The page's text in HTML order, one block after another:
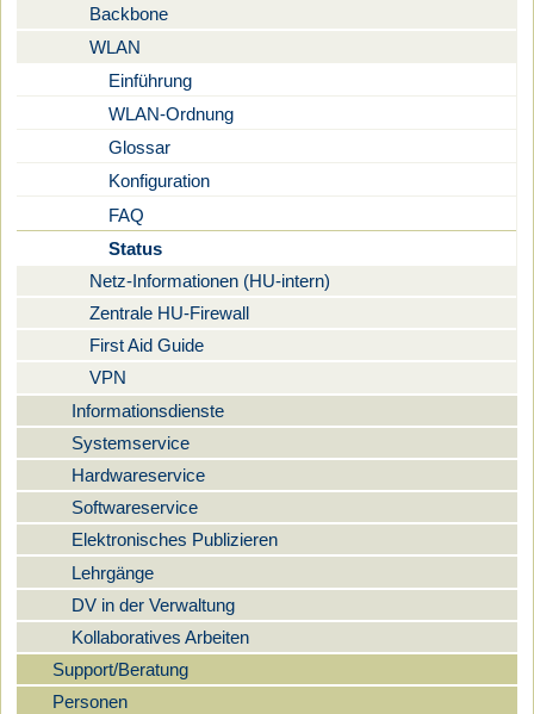
Backbone
WLAN
Einführung
WLAN-Ordnung
Glossar
Konfiguration
FAQ
Status
Netz-Informationen (HU-intern)
Zentrale HU-Firewall
First Aid Guide
VPN
Informationsdienste
Systemservice
Hardwareservice
Softwareservice
Elektronisches Publizieren
Lehrgänge
DV in der Verwaltung
Kollaboratives Arbeiten
Support/Beratung
Personen